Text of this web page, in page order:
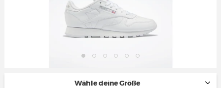
Wähle deine Größe